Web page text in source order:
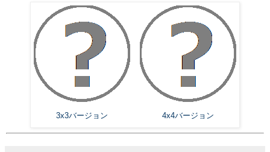
3x3バージョン 4x4バージョン